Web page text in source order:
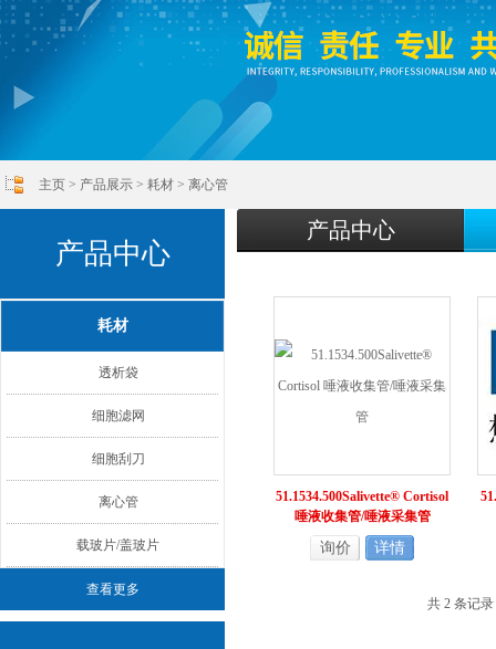
主页 > 产品展示 > 耗材 > 离心管
产品中心
耗材
透析袋
细胞滤网
细胞刮刀
离心管
载玻片/盖玻片
查看更多
产品中心
51.1534.500Salivette® Cortisol
唾液收集管/唾液采集管
询价 详情
共 2 条记